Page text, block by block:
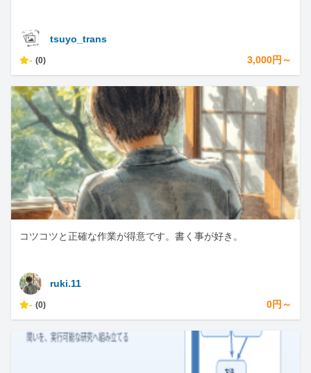
tsuyo_trans
- (0) 3,000円～
コツコツと正確な作業が得意です。書く事が好き。
ruki.11
- (0) 0円～